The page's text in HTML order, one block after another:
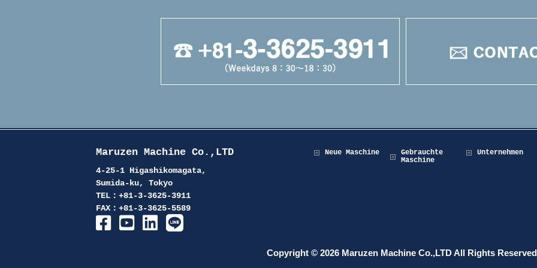
Maruzen Machine Co.,LTD
4-25-1 Higashikomagata,
Sumida-ku, Tokyo
TEL：+81-3-3625-3911
FAX：+81-3-3625-5589
Neue Maschine
Gebrauchte
Maschine
Unternehmen
Copyright © 2026 Maruzen Machine Co.,LTD All Rights